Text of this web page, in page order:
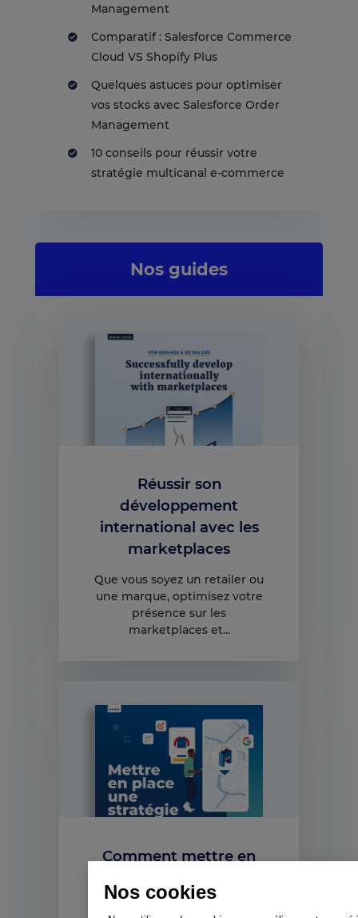
Nos cookies
Management
Comparatif : Salesforce Commerce
Cloud VS Shopify Plus
Quelques astuces pour optimiser
vos stocks avec Salesforce Order
Management
10 conseils pour réussir votre
stratégie multicanal e-commerce
Nos guides
Réussir son
développement
international avec les
marketplaces
Que vous soyez un retailer ou
une marque, optimisez votre
présence sur les
marketplaces et...
Comment mettre en
Web-to-Store avec